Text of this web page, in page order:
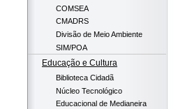
COMSEA
CMADRS
Divisão de Meio Ambiente
SIM/POA
Educação e Cultura
Biblioteca Cidadã
Núcleo Tecnológico
Educacional de Medianeira